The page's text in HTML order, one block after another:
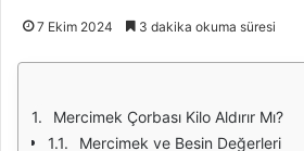
7 Ekim 2024 3 dakika okuma süresi
Mercimek Çorbası Kilo Aldırır Mı?
Mercimek ve Besin Değerleri